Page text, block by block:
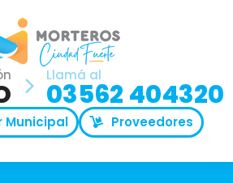
Llamá al
03562 404320
Municipal Proveedores